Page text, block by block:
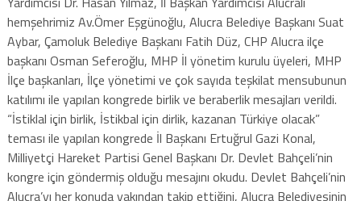
hemşehrimiz Av.Ömer Eşgünoğlu, Alucra Belediye Başkanı Suat
Aybar, Çamoluk Belediye Başkanı Fatih Düz, CHP Alucra ilçe
başkanı Osman Seferoğlu, MHP İl yönetim kurulu üyeleri, MHP
İlçe başkanları, İlçe yönetimi ve çok sayıda teşkilat mensubunun
katılımı ile yapılan kongrede birlik ve beraberlik mesajları verildi.
“İstiklal için birlik, İstikbal için dirlik, kazanan Türkiye olacak”
teması ile yapılan kongrede İl Başkanı Ertuğrul Gazi Konal,
Milliyetçi Hareket Partisi Genel Başkanı Dr. Devlet Bahçeli’nin
kongre için göndermiş olduğu mesajını okudu. Devlet Bahçeli’nin
Alucra’yı her konuda yakından takip ettiğini, Alucra Belediyesinin